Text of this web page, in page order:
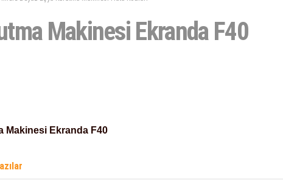
Makinesi Ekranda F40
Makinesi Ekranda F40